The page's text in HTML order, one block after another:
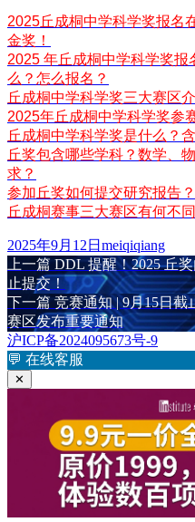
2025丘成桐中学科学奖报名
金奖！
2025 年丘成桐中学科学奖
么？怎么报名？
丘成桐中学科学奖三大赛区
2025年丘成桐中学科学奖参
丘成桐中学科学奖是什么？
丘奖包含哪些学科？数学、
求？
参加丘奖如何提交研究报告
丘成桐赛事三大赛区有何不
发
布
于
2025年9月12日 作
者
meiqiqiang
文
章
导
航
上一篇 上
篇
文
章：
DDL 提醒！2025 丘
止提交！
下一篇 下
篇
文
章：
竞赛通知 | 9月15日截
赛区发布重要通知
沪ICP备2024095673号-9
💬 在线客服
✕